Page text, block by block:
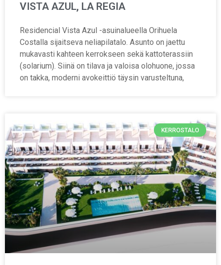
VISTA AZUL, LA REGIA
Residencial Vista Azul -asuinalueella Orihuela
Costalla sijaitseva neliapilatalo. Asunto on jaettu
mukavasti kahteen kerrokseen sekä kattoterassiin
(solarium). Siinä on tilava ja valoisa olohuone, jossa
on takka, moderni avokeittiö täysin varusteltuna,
KERROSTALO